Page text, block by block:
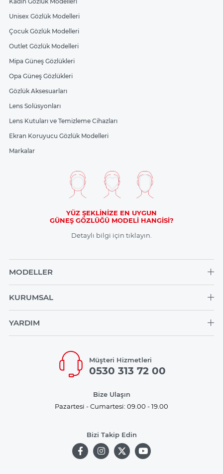
Unisex Gözlük Modelleri
Çocuk Gözlük Modelleri
Outlet Gözlük Modelleri
Mipa Güneş Gözlükleri
Opa Güneş Gözlükleri
Gözlük Aksesuarları
Lens Solüsyonları
Lens Kutuları ve Temizleme Cihazları
Ekran Koruyucu Gözlük Modelleri
Markalar
YÜZ ŞEKLİNİZE EN UYGUN
GÜNEŞ GÖZLÜĞÜ MODELİ HANGİSİ?
Detaylı bilgi için tıklayın.
MODELLER
KURUMSAL
YARDIM
Müşteri Hizmetleri
0530 313 72 00
Bize Ulaşın
Pazartesi - Cumartesi: 09.00 - 19.00
Bizi Takip Edin